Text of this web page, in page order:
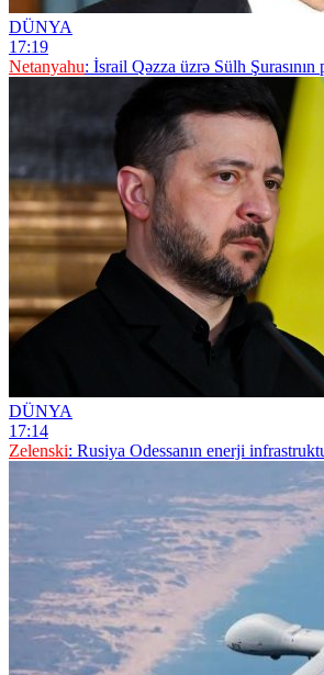
DÜNYA
17:19
Netanyahu: İsrail Qəzza üzrə Sülh Şurasının
DÜNYA
17:14
Zelenski: Rusiya Odessanın enerji